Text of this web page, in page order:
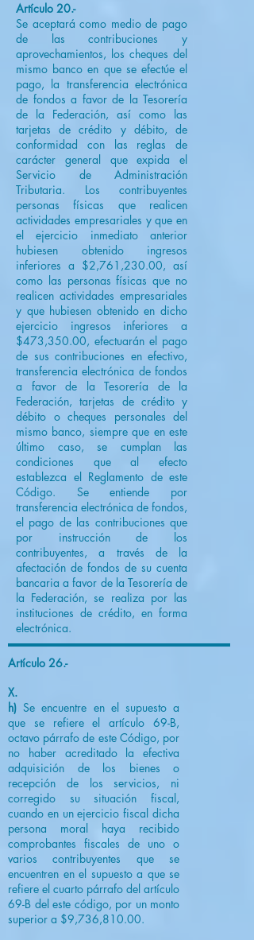
Artículo 20.-
Se aceptará como medio de pago
de las contribuciones y
aprovechamientos, los cheques del
mismo banco en que se efectúe el
pago, la transferencia electrónica
de fondos a favor de la Tesorería
de la Federación, así como las
tarjetas de crédito y débito, de
conformidad con las reglas de
carácter general que expida el
Servicio de Administración
Tributaria. Los contribuyentes
personas físicas que realicen
actividades empresariales y que en
el ejercicio inmediato anterior
hubiesen obtenido ingresos
inferiores a $2,761,230.00, así
como las personas físicas que no
realicen actividades empresariales
y que hubiesen obtenido en dicho
ejercicio ingresos inferiores a
$473,350.00, efectuarán el pago
de sus contribuciones en efectivo,
transferencia electrónica de fondos
a favor de la Tesorería de la
Federación, tarjetas de crédito y
débito o cheques personales del
mismo banco, siempre que en este
último caso, se cumplan las
condiciones que al efecto
establezca el Reglamento de este
Código. Se entiende por
transferencia electrónica de fondos,
el pago de las contribuciones que
por instrucción de los
contribuyentes, a través de la
afectación de fondos de su cuenta
bancaria a favor de la Tesorería de
la Federación, se realiza por las
instituciones de crédito, en forma
electrónica.
Artículo 26.-
X.
h)Se encuentre en el supuesto a
que se refiere el artículo 69-B,
octavo párrafo de este Código, por
no haber acreditado la efectiva
adquisición de los bienes o
recepción de los servicios, ni
corregido su situación fiscal,
cuando en un ejercicio fiscal dicha
persona moral haya recibido
comprobantes fiscales de uno o
varios contribuyentes que se
encuentren en el supuesto a que se
refiere el cuarto párrafo del artículo
69-B del este código, por un monto
superior a $9,736,810.00.